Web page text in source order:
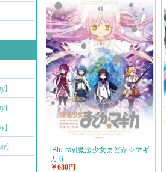
[Blu-ray]魔法少女まどか☆マギ
カ 6
￥680円